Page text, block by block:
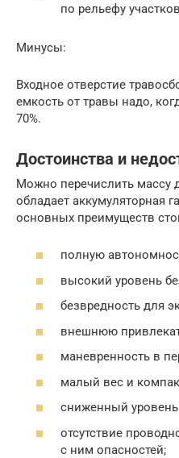
по рельефу участков
Минусы:
Входное отверстие
емкость от травы надо,
70%.
Достоинства и
Можно перечислить массу
обладает аккумуляторная
основных преимуществ
полную
высокий уровень
безвредность для
внешнюю
маневренность в
малый вес и
сниженный
отсутствие
с ним опасностей;